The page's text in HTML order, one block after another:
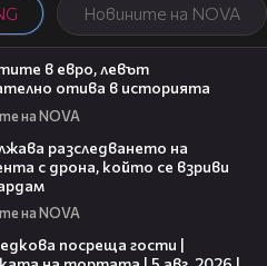
Новините на NOVA
в евро, левът
отива в историята
на NOVA
разследването на
с дрона, който се взриви
на NOVA
посреща гости |